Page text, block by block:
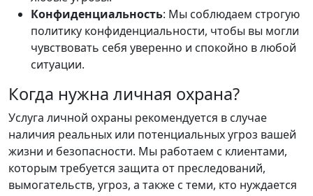
Конфиденциальность: Мы соблюдаем строгую
политику конфиденциальности, чтобы вы могли
чувствовать себя уверенно и спокойно в любой
ситуации.
Когда нужна личная охрана?
Услуга личной охраны рекомендуется в случае
наличия реальных или потенциальных угроз вашей
жизни и безопасности. Мы работаем с клиентами,
которым требуется защита от преследований,
вымогательств, угроз, а также с теми, кто нуждается